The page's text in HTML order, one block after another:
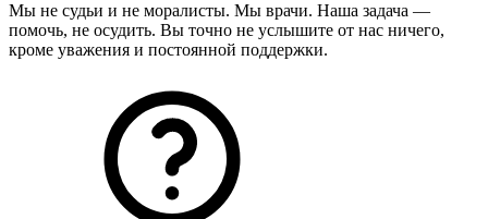
Мы не судьи и не моралисты. Мы врачи. Наша задача —
помочь, не осудить. Вы точно не услышите от нас ничего,
кроме уважения и постоянной поддержки.